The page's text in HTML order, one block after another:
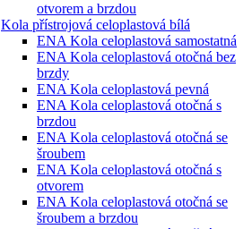
otvorem a brzdou
Kola přístrojová celoplastová bílá
ENA Kola celoplastová samostatná
ENA Kola celoplastová otočná bez
brzdy
ENA Kola celoplastová pevná
ENA Kola celoplastová otočná s
brzdou
ENA Kola celoplastová otočná se
šroubem
ENA Kola celoplastová otočná s
otvorem
ENA Kola celoplastová otočná se
šroubem a brzdou